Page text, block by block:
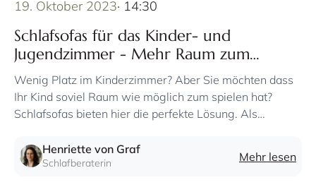
19. Oktober 2023· 14:30
Schlafsofas für das Kinder- und
Jugendzimmer - Mehr Raum zum
Aufwachsen
Wenig Platz im Kinderzimmer? Aber Sie möchten dass
Ihr Kind soviel Raum wie möglich zum spielen hat?
Schlafsofas bieten hier die perfekte Lösung. Als
Freunde.Henriette von Graf
Schlafberaterin Mehr lesen